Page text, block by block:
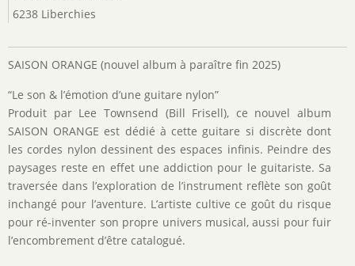
6238 Liberchies
SAISON ORANGE (nouvel album à paraître fin 2025)
“Le son & l’émotion d’une guitare nylon”
Produit par Lee Townsend (Bill Frisell), ce nouvel album
SAISON ORANGE est dédié à cette guitare si discrète dont
les cordes nylon dessinent des espaces infinis. Peindre des
paysages reste en effet une addiction pour le guitariste. Sa
traversée dans l’exploration de l’instrument reflète son goût
inchangé pour l’aventure. L’artiste cultive ce goût du risque
pour ré-inventer son propre univers musical, aussi pour fuir
l’encombrement d’être catalogué.